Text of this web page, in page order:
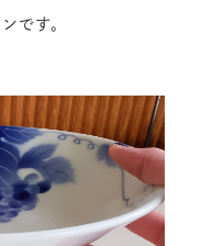
です。